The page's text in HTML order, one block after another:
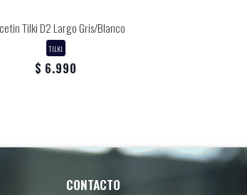
Tilki D2 Largo Gris/Blanco
TILKI
$ 6.990
CONTACTO